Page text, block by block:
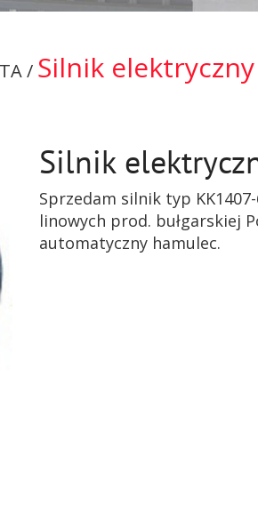
/ Silnik elektryczny
Silnik
Sprzedam silnik typ
linowych prod. bułgarskiej
automatyczny hamulec.